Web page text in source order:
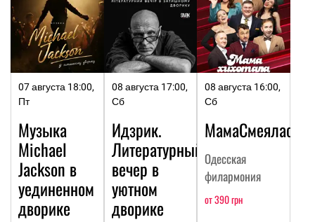
07 августа 18:00,
Пт
Музыка
Michael
Jackson в
уединенном
дворике
08 августа 17:00,
Сб
Идзрик.
Литературный
вечер в
уютном
дворике
08 августа 16:00,
Сб
МамаСмеялась
Одесская
филармония
от 390 грн